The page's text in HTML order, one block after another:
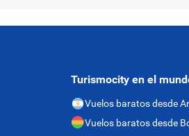
Turismocity en el
Vuelos baratos desde
Vuelos baratos desde